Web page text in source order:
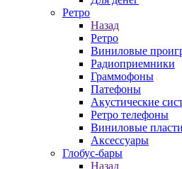
Ретро
Назад
Ретро
Виниловые
Радиоприемники
Граммофоны
Патефоны
Акустические
Ретро телефоны
Виниловые
Аксессуары
Глобус-бары
Назад